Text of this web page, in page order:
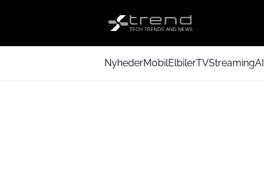
NyhederMobilElbilerTVStreamingAI